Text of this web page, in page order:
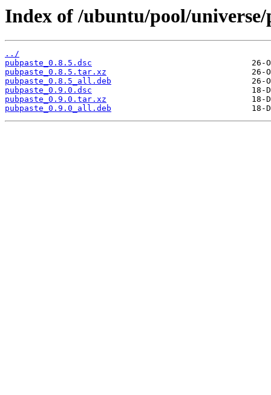
Index of /ubuntu/pool/universe/
../
pubpaste_0.8.5.dsc
pubpaste_0.8.5.tar.xz
pubpaste_0.8.5_all.deb
pubpaste_0.9.0.dsc
pubpaste_0.9.0.tar.xz
pubpaste_0.9.0_all.deb